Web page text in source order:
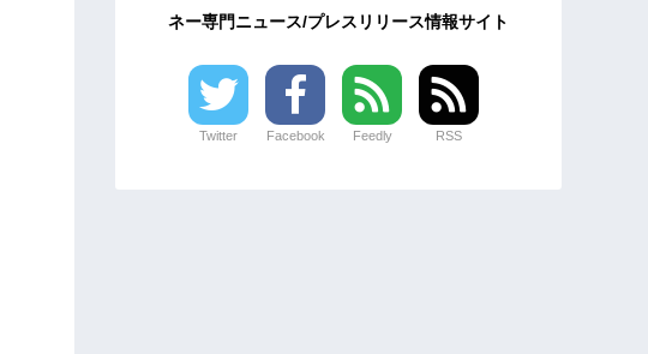
ネー専門ニュース/プレスリリース情報サイト
Twitter Facebook Feedly RSS